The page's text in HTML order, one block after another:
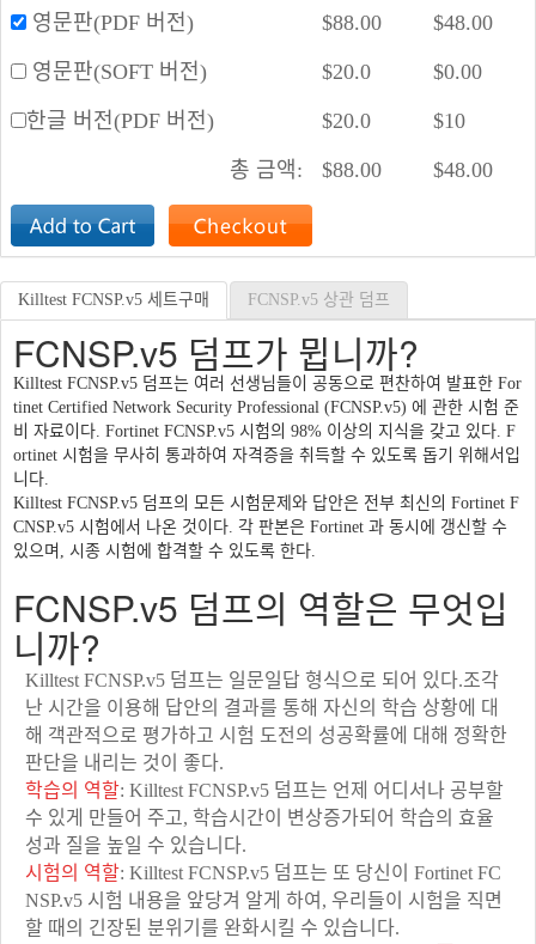
영문판(PDF 버전) $88.00 $48.00
영문판(SOFT 버전) $20.0 $0.00
한글 버전(PDF 버전) $20.0 $10
총 금액: $88.00 $48.00
Killtest FCNSP.v5 세트구매 FCNSP.v5 상관 덤프
FCNSP.v5 덤프가 뮙니까?
Killtest FCNSP.v5 덤프는 여러 선생님들이 공동으로 편찬하여 발표한 For
tinet Certified Network Security Professional (FCNSP.v5) 에 관한 시험 준
비 자료이다. Fortinet FCNSP.v5 시험의 98% 이상의 지식을 갖고 있다. F
ortinet 시험을 무사히 통과하여 자격증을 취득할 수 있도록 돕기 위해서입
니다.
Killtest FCNSP.v5 덤프의 모든 시험문제와 답안은 전부 최신의 Fortinet F
CNSP.v5 시험에서 나온 것이다. 각 판본은 Fortinet 과 동시에 갱신할 수
있으며, 시종 시험에 합격할 수 있도록 한다.
FCNSP.v5 덤프의 역할은 무엇입
니까?
Killtest FCNSP.v5 덤프는 일문일답 형식으로 되어 있다.조각
난 시간을 이용해 답안의 결과를 통해 자신의 학습 상황에 대
해 객관적으로 평가하고 시험 도전의 성공확률에 대해 정확한
판단을 내리는 것이 좋다.
학습의 역할: Killtest FCNSP.v5 덤프는 언제 어디서나 공부할
수 있게 만들어 주고, 학습시간이 변상증가되어 학습의 효율
성과 질을 높일 수 있습니다.
시험의 역할: Killtest FCNSP.v5 덤프는 또 당신이 Fortinet FC
NSP.v5 시험 내용을 앞당겨 알게 하여, 우리들이 시험을 직면
할 때의 긴장된 분위기를 완화시킬 수 있습니다.